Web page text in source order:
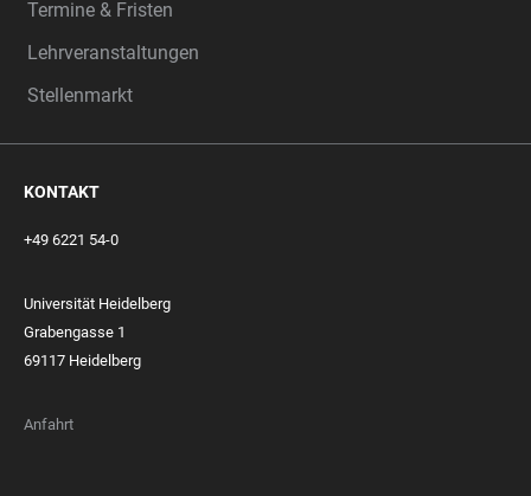
Termine & Fristen
Lehrveranstaltungen
Stellenmarkt
KONTAKT
+49 6221 54-0
Universität Heidelberg
Grabengasse 1
69117 Heidelberg
Anfahrt